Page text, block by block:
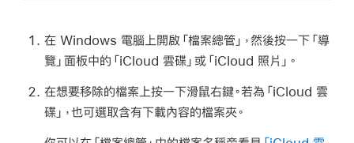
在 Windows 電腦上開啟「檔案總管」，然後按一下「導
覽」面板中的「iCloud 雲碟」或「iCloud 照片」。
在想要移除的檔案上按一下滑鼠右鍵。若為「iCloud 雲
碟」，也可選取含有下載內容的檔案夾。